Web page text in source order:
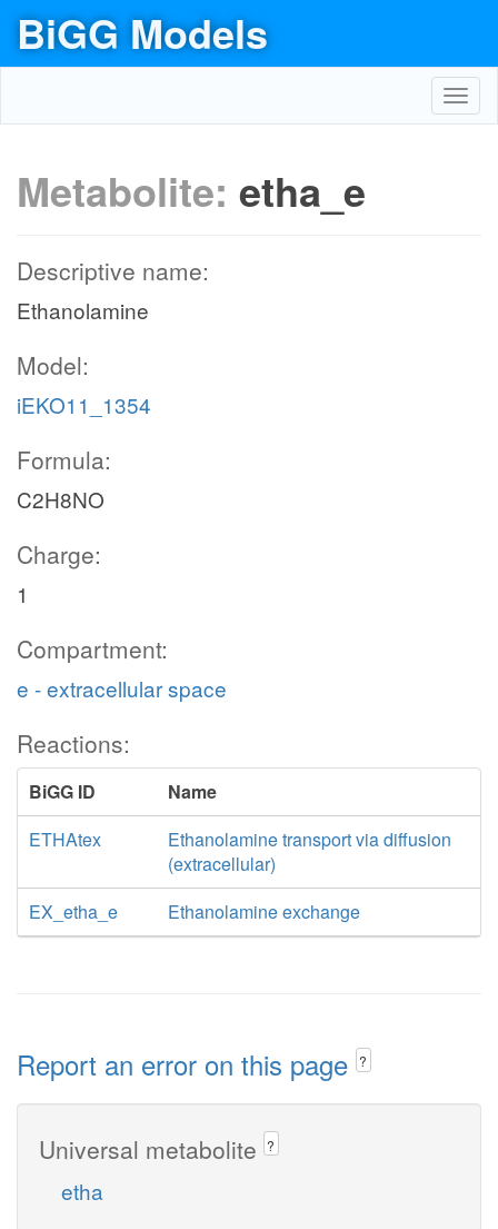
BiGG Models
Metabolite: etha_e
Descriptive name:
Ethanolamine
Model:
iEKO11_1354
Formula:
C2H8NO
Charge:
1
Compartment:
e - extracellular space
Reactions:
BiGG ID
Name
ETHAtex
Ethanolamine transport via diffusion
(extracellular)
EX_etha_e
Ethanolamine exchange
Report an error on this page ?
Universal metabolite ?
etha